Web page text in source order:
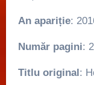
An apariție:
Număr pagini:
Titlu original :